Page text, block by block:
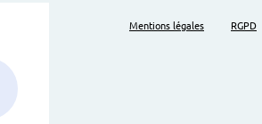
Mentions légales RGPD